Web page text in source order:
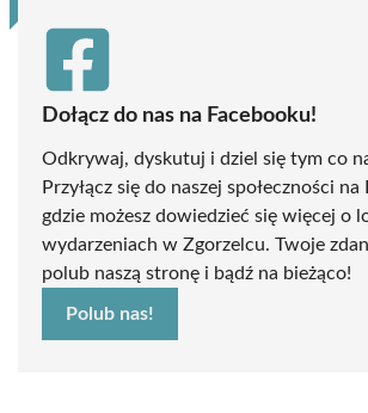
Dołącz do nas na Facebooku!
Odkrywaj, dyskutuj i dziel się tym co
Przyłącz się do naszej społeczności na
gdzie możesz dowiedzieć się więcej o
wydarzeniach w Zgorzelcu. Twoje
polub naszą stronę i bądź na bieżąco!
Polub nas!